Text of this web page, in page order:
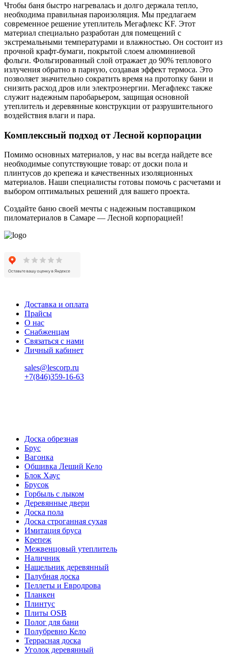
Чтобы баня быстро нагревалась и долго держала тепло,
необходима правильная пароизоляция. Мы предлагаем
современное решение утеплитель Мегафлекс KF. Этот
материал специально разработан для помещений с
экстремальными температурами и влажностью. Он состоит из
прочной крафт-бумаги, покрытой слоем алюминиевой
фольги. Фольгированный слой отражает до 90% теплового
излучения обратно в парную, создавая эффект термоса. Это
позволяет значительно сократить время на протопку бани и
снизить расход дров или электроэнергии. Мегафлекс также
служит надежным паробарьером, защищая основной
утеплитель и деревянные конструкции от разрушительного
воздействия влаги и пара.
Комплексный подход от Лесной корпорации
Помимо основных материалов, у нас вы всегда найдете все
необходимые сопутствующие товар: от доски пола и
плинтусов до крепежа и качественных изоляционных
материалов. Наши специалисты готовы помочь с расчетами и
выбором оптимальных решений для вашего проекта.
Создайте баню своей мечты с надежным поставщиком
пиломатериалов в Самаре — Лесной корпорацией!
Доставка и оплата
Прайсы
О нас
Снабженцам
Связаться с нами
Личный кабинет
sales@lescorp.ru
+7(846)359-16-63
Доска обрезная
Брус
Вагонка
Обшивка Леший Кело
Блок Хаус
Брусок
Горбыль с лыком
Деревянные двери
Доска пола
Доска строганная сухая
Имитация бруса
Крепеж
Межвенцовый утеплитель
Наличник
Нащельник деревянный
Палубная доска
Пеллеты и Евродрова
Планкен
Плинтус
Плиты OSB
Полог для бани
Полубревно Кело
Террасная доска
Уголок деревянный